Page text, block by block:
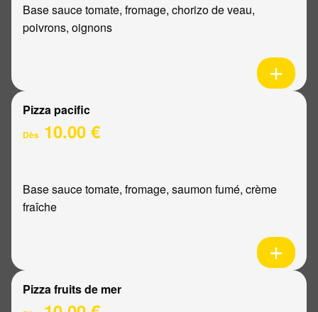
Base sauce tomate, fromage, chorizo de veau,
poivrons, oignons
Pizza pacific
Dès 10.00 €
Base sauce tomate, fromage, saumon fumé, crème
fraîche
Pizza fruits de mer